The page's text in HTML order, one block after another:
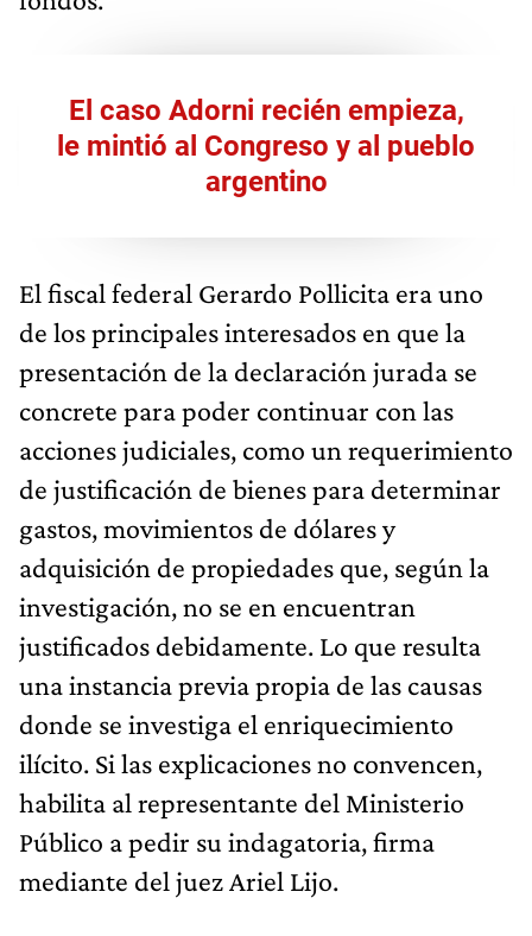
El caso Adorni recién empieza,
le mintió al Congreso y al pueblo
argentino
El fiscal federal Gerardo Pollicita era uno
de los principales interesados en que la
presentación de la declaración jurada se
concrete para poder continuar con las
acciones judiciales, como un requerimiento
de justificación de bienes para determinar
gastos, movimientos de dólares y
adquisición de propiedades que, según la
investigación, no se en encuentran
justificados debidamente. Lo que resulta
una instancia previa propia de las causas
donde se investiga el enriquecimiento
ilícito. Si las explicaciones no convencen,
habilita al representante del Ministerio
Público a pedir su indagatoria, firma
mediante del juez Ariel Lijo.